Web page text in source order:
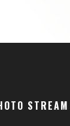
STREAM